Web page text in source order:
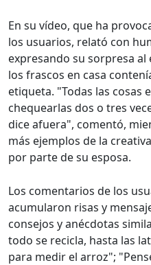
En su vídeo, que ha
los usuarios, relató con
expresando su sorpresa
los frascos en casa
etiqueta. "Todas las cosas
chequearlas dos o tres
dice afuera", comentó,
más ejemplos de la
por parte de su esposa.
Los comentarios de los
acumularon risas y
consejos y anécdotas
todo se recicla, hasta las
para medir el arroz";